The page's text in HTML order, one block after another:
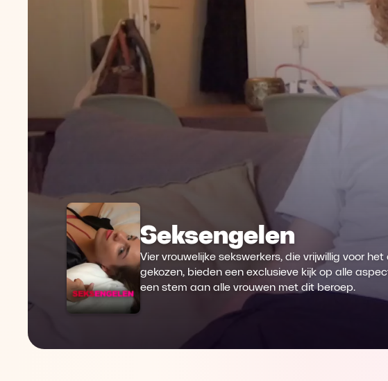
Seksengelen
Vier vrouwelijke sekswerkers, die vrijwillig voor
gekozen, bieden een exclusieve kijk op alle
een stem aan alle vrouwen met dit beroep.